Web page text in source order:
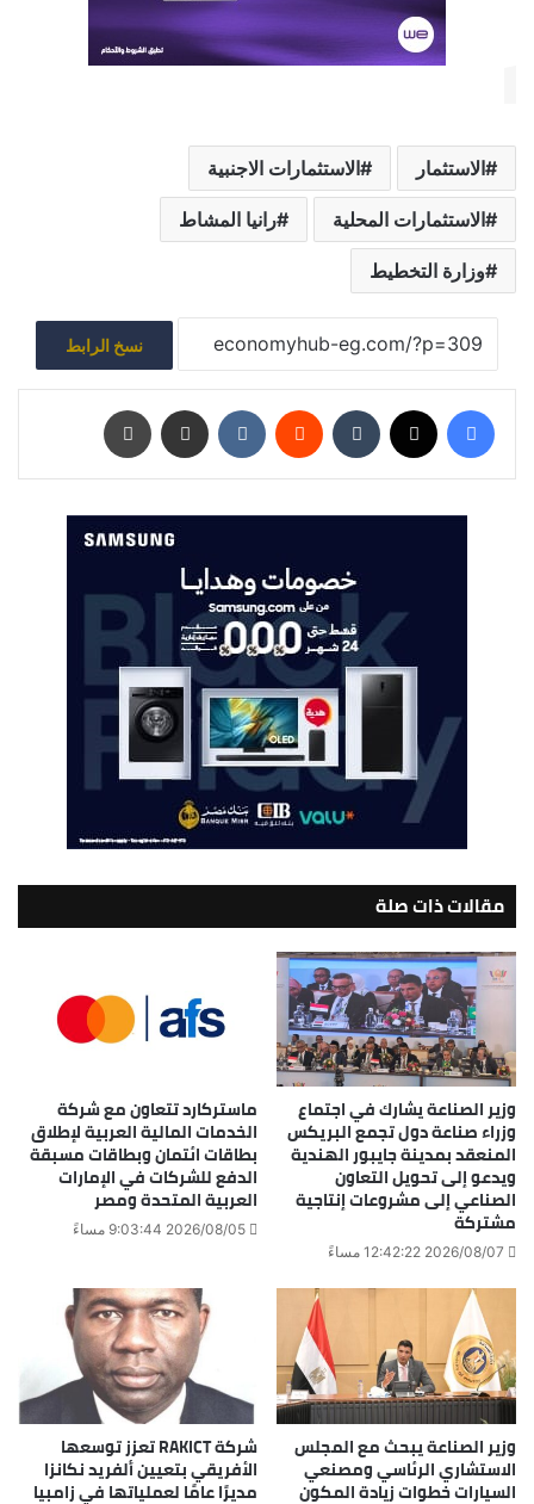
الاستثمار الاستثمارات الاجنبية
الاستثمارات المحلية رانيا المشاط
وزارة التخطيط
نسخ الرابط
مقالات ذات صلة
وزير الصناعة يشارك في اجتماع
وزراء صناعة دول تجمع البريكس
المنعقد بمدينة جايبور الهندية
ويدعو إلى تحويل التعاون
الصناعي إلى مشروعات إنتاجية
مشتركة
2026/08/07 12:42:22 مساءً
ماستركارد تتعاون مع شركة
الخدمات المالية العربية لإطلاق
بطاقات ائتمان وبطاقات مسبقة
الدفع للشركات في الإمارات
العربية المتحدة ومصر
2026/08/05 9:03:44 مساءً
وزير الصناعة يبحث مع المجلس
الاستشاري الرئاسي ومصنعي
السيارات خطوات زيادة المكون
شركة RAKICT تعزز توسعها
الأفريقي بتعيين ألفريد نكانزا
مديرًا عامًا لعملياتها في زامبيا